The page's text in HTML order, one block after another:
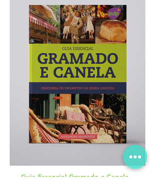
Guia Essencial Gramado e Canela –